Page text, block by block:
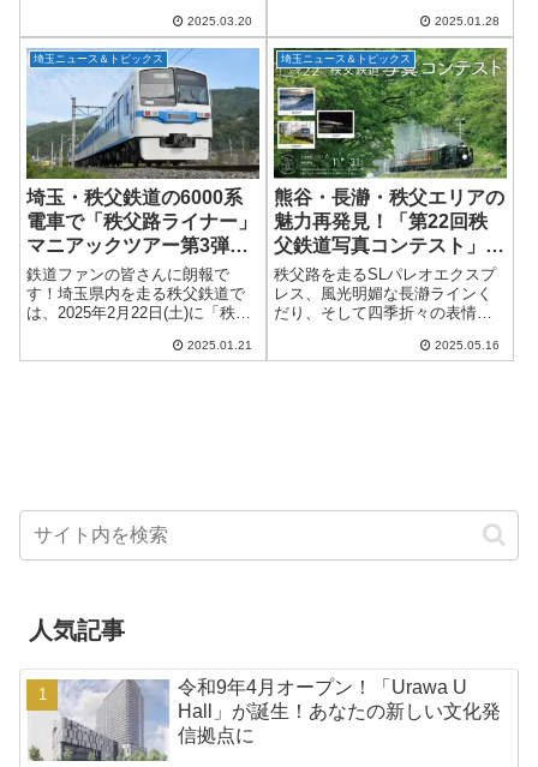
も3年連続！この快挙、埼玉県民
として誇らしいですよね。「第3
回全国いちご...
2025.03.20
ェクトは、コンパクト、スマー
ト、レジリエントの3つの要素を
融合させた先進的なまちづくり
を目指しています。...
2025.01.28
埼玉ニュース＆トピックス
埼玉・秩父鉄道の6000系
電車で「秩父路ライナー」
マニアックツアー第3弾を
開催！
鉄道ファンの皆さんに朗報で
す！埼玉県内を走る秩父鉄道で
は、2025年2月22日(土)に「秩父
します。今回のツアーでは、か
2025.01.21
埼玉ニュース＆トピックス
熊谷・長瀞・秩父エリアの
魅力再発見！「第22回秩
父鉄道写真コンテスト」作
品募集スタート
秩父路を走るSLパレオエクスプ
レス、風光明媚な長瀞ラインく
だり、そして四季折々の表情を
あふれる瞬間を切り取ってみま
2025.05.16
人気記事
令和9年4月オープン！「Urawa U
Hall」が誕生！あなたの新しい文化発
信拠点に